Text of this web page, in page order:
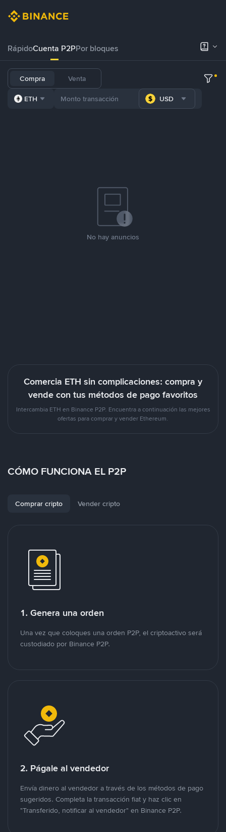
RápidoCuenta P2PPor bloques
Compra Venta
ETH USD
No hay anuncios
Comercia ETH sin complicaciones: compra y
vende con tus métodos de pago favoritos
Intercambia ETH en Binance P2P. Encuentra a continuación las mejores
ofertas para comprar y vender Ethereum.
CÓMO FUNCIONA EL P2P
Comprar cripto Vender cripto
1. Genera una orden
Una vez que coloques una orden P2P, el criptoactivo será
custodiado por Binance P2P.
2. Págale al vendedor
Envía dinero al vendedor a través de los métodos de pago
sugeridos. Completa la transacción fiat y haz clic en
"Transferido, notificar al vendedor" en Binance P2P.